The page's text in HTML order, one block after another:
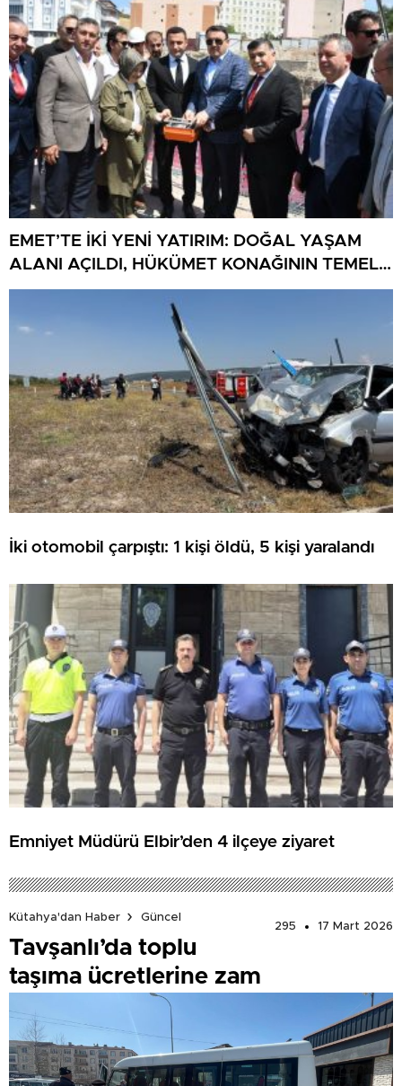
EMET’TE İKİ YENİ YATIRIM: DOĞAL YAŞAM
ALANI AÇILDI, HÜKÜMET KONAĞININ TEMELİ
ATILDI
İki otomobil çarpıştı: 1 kişi öldü, 5 kişi yaralandı
Emniyet Müdürü Elbir’den 4 ilçeye ziyaret
Kütahya'dan Haber
Güncel
295
17 Mart 2026
Tavşanlı’da toplu
taşıma ücretlerine zam